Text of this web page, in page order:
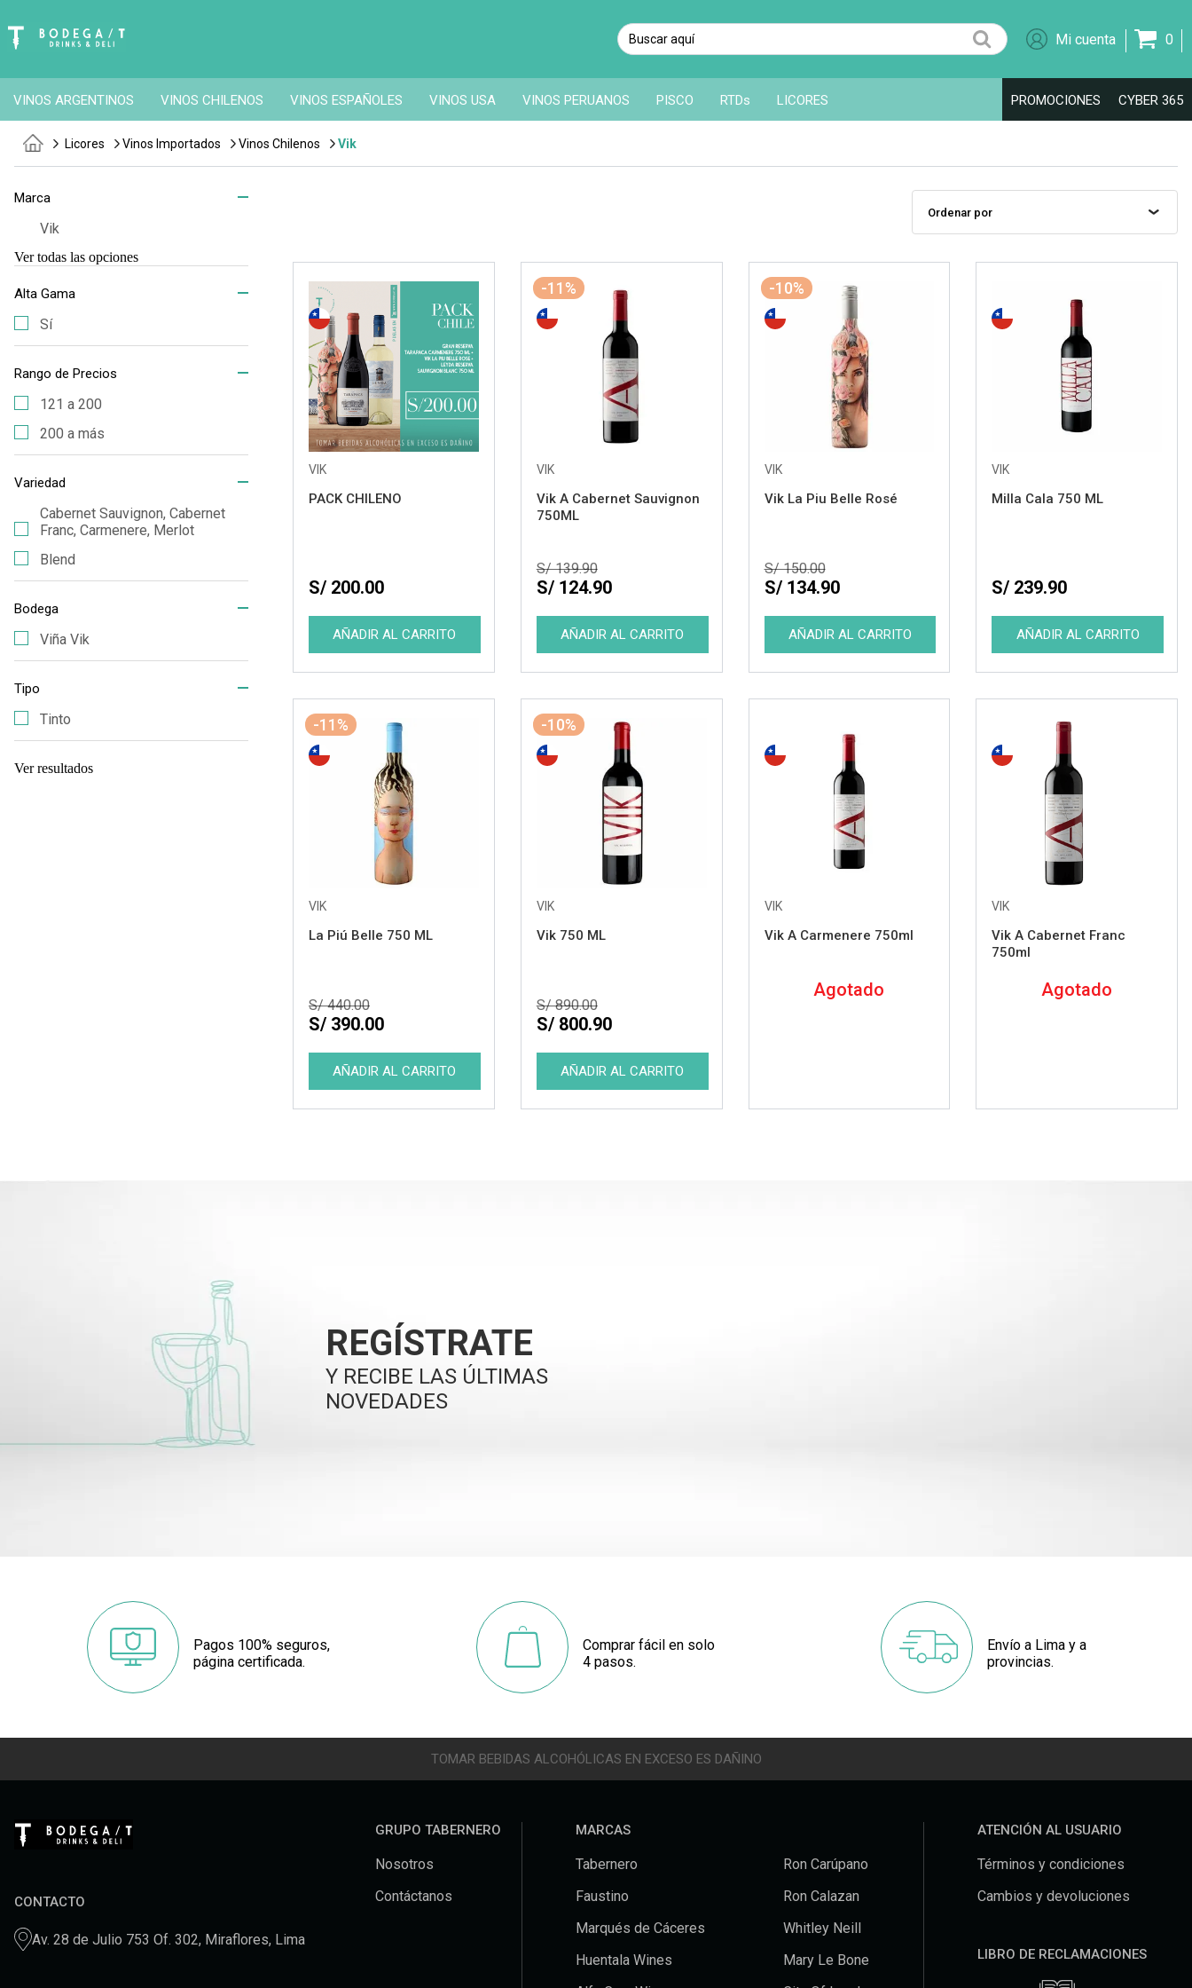
0
VINOS ARGENTINOS VINOS CHILENOS VINOS ESPAÑOLES VINOS USA VINOS PERUANOS PISCO RTDs LICORES CYBER 365
PROMOCIONES
Licores Vinos Importados Vinos Chilenos Vik
Marca
Vik
Ver todas las opciones
Alta Gama
Sí
Rango de Precios
121 a 200
200 a más
Variedad
Cabernet Sauvignon, Cabernet
Franc, Carmenere, Merlot
Blend
Bodega
Viña Vik
Tipo
Tinto
Ver resultados
VIK
PACK CHILENO
S/ 200.00
-11%
VIK
Vik A Cabernet Sauvignon
750ML
S/ 139.90
S/ 124.90
-10%
VIK
Vik La Piu Belle Rosé
S/ 150.00
S/ 134.90
VIK
Milla Cala 750 ML
S/ 239.90
-11%
VIK
La Piú Belle 750 ML
S/ 440.00
S/ 390.00
-10%
VIK
Vik 750 ML
S/ 890.00
S/ 800.90
VIK
Vik A Carmenere 750ml
Agotado
VIK
Vik A Cabernet Franc
750ml
Agotado
REGÍSTRATE
Y RECIBE LAS ÚLTIMAS
NOVEDADES
Pagos 100% seguros,
página certificada.
Comprar fácil en solo
4 pasos.
Envío a Lima y a
provincias.
TOMAR BEBIDAS ALCOHÓLICAS EN EXCESO ES DAÑINO
CONTACTO
Av. 28 de Julio 753 Of. 302, Miraflores, Lima
GRUPO TABERNERO
Nosotros
Contáctanos
MARCAS
Tabernero
Faustino
Marqués de Cáceres
Huentala Wines
Ron Carúpano
Ron Calazan
Whitley Neill
Mary Le Bone
ATENCIÓN AL USUARIO
Términos y condiciones
Cambios y devoluciones
LIBRO DE RECLAMACIONES